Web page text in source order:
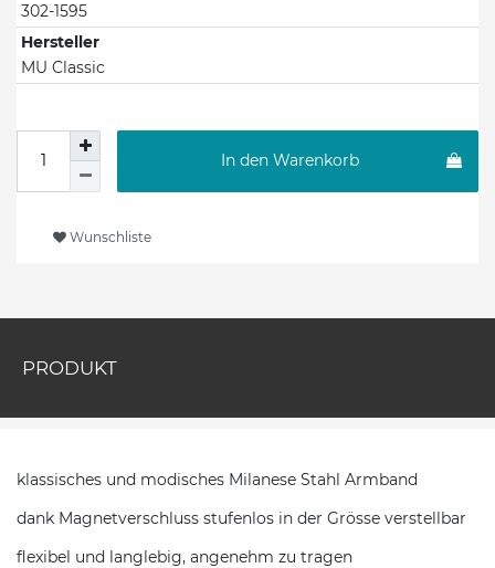
302-1595
Hersteller
MU Classic
In den Warenkorb
Wunschliste
PRODUKT
klassisches und modisches Milanese Stahl Armband
dank Magnetverschluss stufenlos in der Grösse verstellbar
flexibel und langlebig, angenehm zu tragen